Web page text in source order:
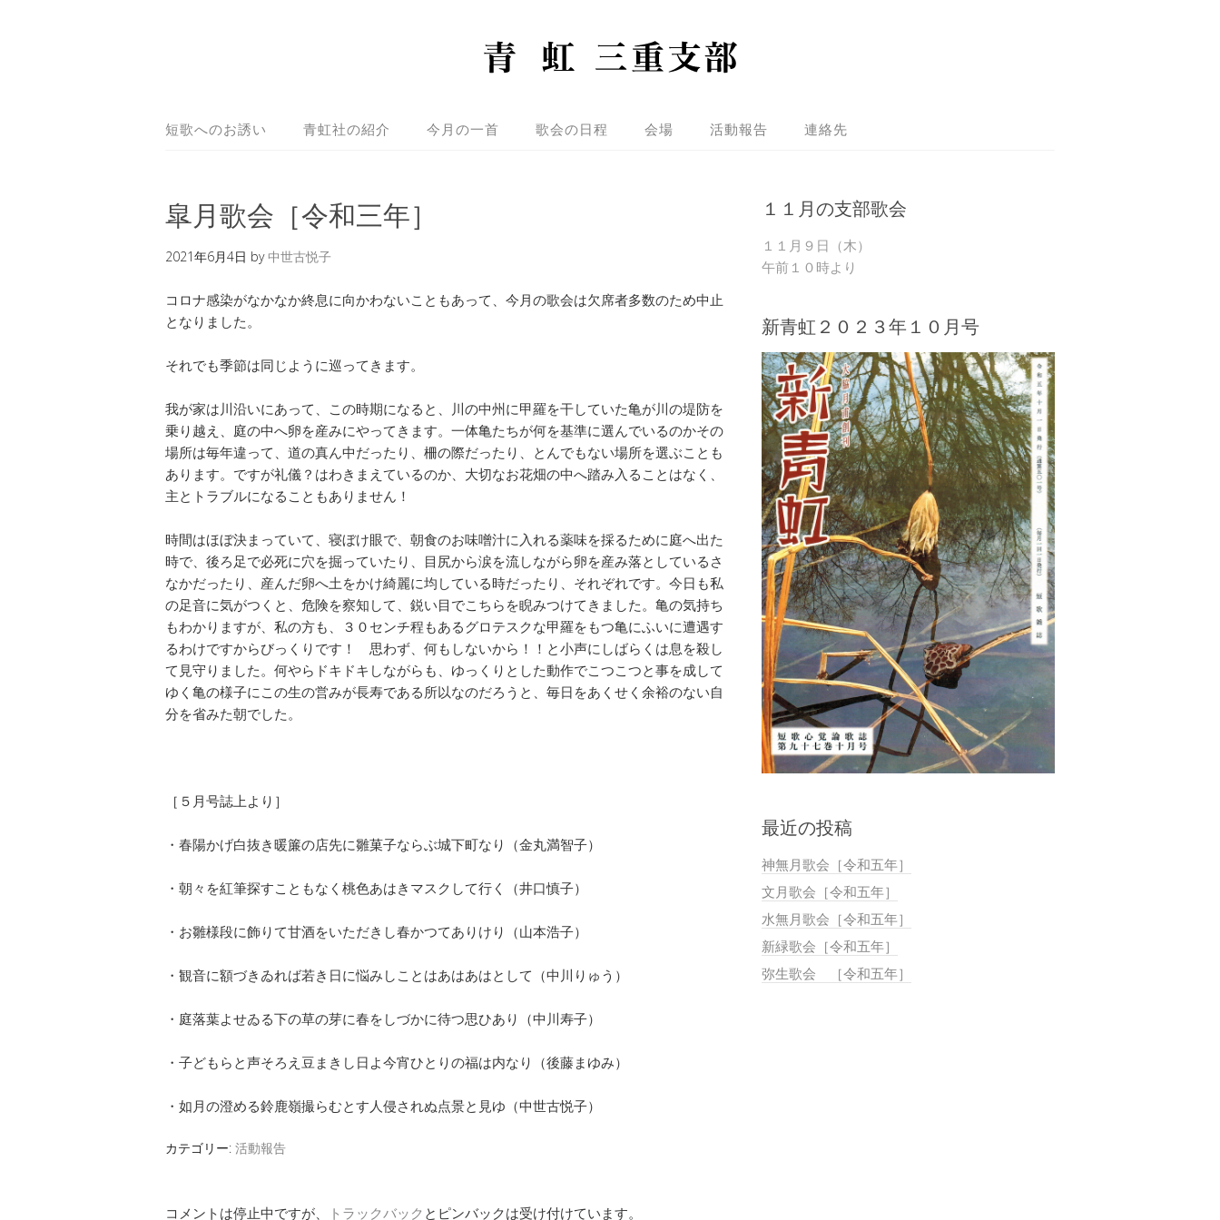
短歌へのお誘い 青虹社の紹介 今月の一首 歌会の日程 会場 活動報告 連絡先
皐月歌会［令和三年］
2021年6月4日 by中世古悦子
コロナ感染がなかなか終息に向かわないこともあって、今月の歌会は欠席者多数のため中止
となりました。
それでも季節は同じように巡ってきます。
我が家は川沿いにあって、この時期になると、川の中州に甲羅を干していた亀が川の堤防を
乗り越え、庭の中へ卵を産みにやってきます。一体亀たちが何を基準に選んでいるのかその
場所は毎年違って、道の真ん中だったり、柵の際だったり、とんでもない場所を選ぶことも
あります。ですが礼儀？はわきまえているのか、大切なお花畑の中へ踏み入ることはなく、
主とトラブルになることもありません！
時間はほぼ決まっていて、寝ぼけ眼で、朝食のお味噌汁に入れる薬味を採るために庭へ出た
時で、後ろ足で必死に穴を掘っていたり、目尻から涙を流しながら卵を産み落としているさ
なかだったり、産んだ卵へ土をかけ綺麗に均している時だったり、それぞれです。今日も私
の足音に気がつくと、危険を察知して、鋭い目でこちらを睨みつけてきました。亀の気持ち
もわかりますが、私の方も、３０センチ程もあるグロテスクな甲羅をもつ亀にふいに遭遇す
るわけですからびっくりです！ 思わず、何もしないから！！と小声にしばらくは息を殺し
て見守りました。何やらドキドキしながらも、ゆっくりとした動作でこつこつと事を成して
ゆく亀の様子にこの生の営みが長寿である所以なのだろうと、毎日をあくせく余裕のない自
分を省みた朝でした。
［５月号誌上より］
・春陽かげ白抜き暖簾の店先に雛菓子ならぶ城下町なり（金丸満智子）
・朝々を紅筆探すこともなく桃色あはきマスクして行く（井口慎子）
・お雛様段に飾りて甘酒をいただきし春かつてありけり（山本浩子）
・観音に額づきゐれば若き日に悩みしことはあはあはとして（中川りゅう）
・庭落葉よせゐる下の草の芽に春をしづかに待つ思ひあり（中川寿子）
・子どもらと声そろえ豆まきし日よ今宵ひとりの福は内なり（後藤まゆみ）
・如月の澄める鈴鹿嶺撮らむとす人侵されぬ点景と見ゆ（中世古悦子）
カテゴリー: 活動報告
コメントは停止中ですが、 トラックバック とピンバックは受け付けています。
１１月の支部歌会
１１月９日（木）
午前１０時より
新青虹２０２３年１０月号
最近の投稿
神無月歌会［令和五年］
文月歌会［令和五年］
水無月歌会［令和五年］
新緑歌会［令和五年］
弥生歌会 ［令和五年］